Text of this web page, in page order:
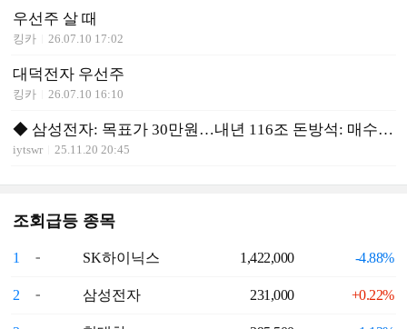
우선주 살 때
킹카 26.07.10 17:02
대덕전자 우선주
킹카 26.07.10 16:10
◆ 삼성전자: 목표가 30만원…내년 116조 돈방석: 매수적기
iytswr 25.11.20 20:45
조회급등 종목
1 SK하이닉스 1,422,000 -4.88%
2 삼성전자 231,000 +0.22%